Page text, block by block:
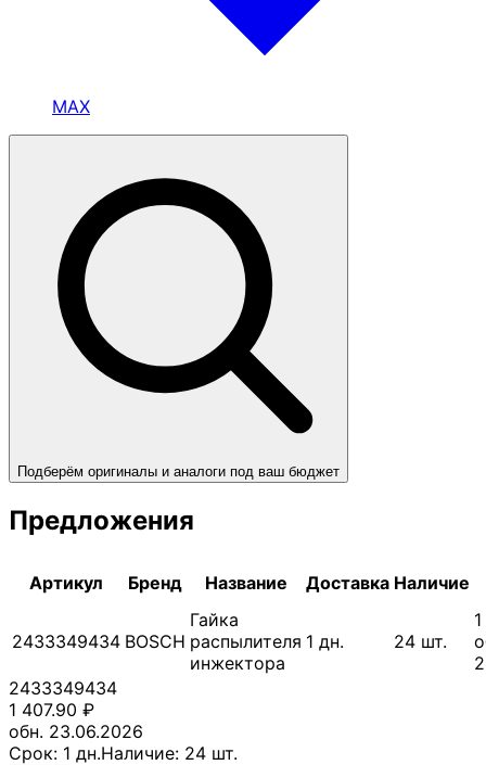
MAX
Подберём оригиналы и аналоги под ваш бюджет
Предложения
Артикул Бренд Название Доставка Наличие
2433349434 BOSCH
Гайка
распылителя
инжектора
1 дн. 24 шт.
2433349434
1 407.90 ₽
обн. 23.06.2026
Срок: 1 дн.Наличие: 24 шт.